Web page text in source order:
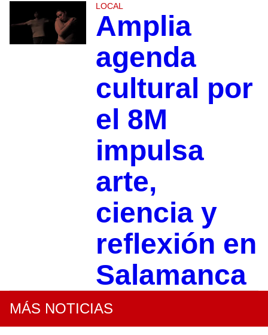
LOCAL
Amplia
agenda
cultural por
el 8M
impulsa
arte,
ciencia y
reflexión en
Salamanca
MÁS NOTICIAS